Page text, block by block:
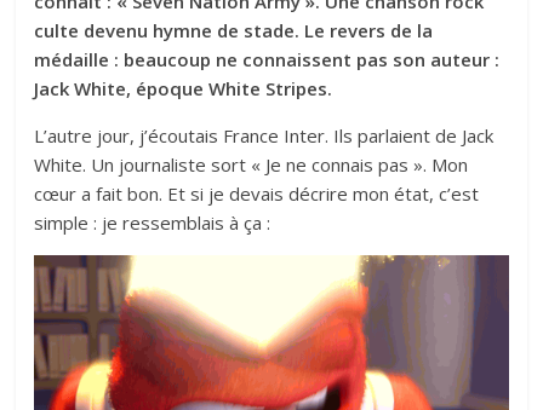
culte devenu hymne de stade. Le revers de la
médaille : beaucoup ne connaissent pas son auteur :
Jack White, époque White Stripes.
L’autre jour, j’écoutais France Inter. Ils parlaient de Jack
White. Un journaliste sort « Je ne connais pas ». Mon
cœur a fait bon. Et si je devais décrire mon état, c’est
simple : je ressemblais à ça :